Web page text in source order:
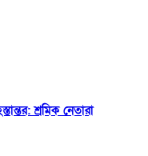
শ্রমিক নেতারা